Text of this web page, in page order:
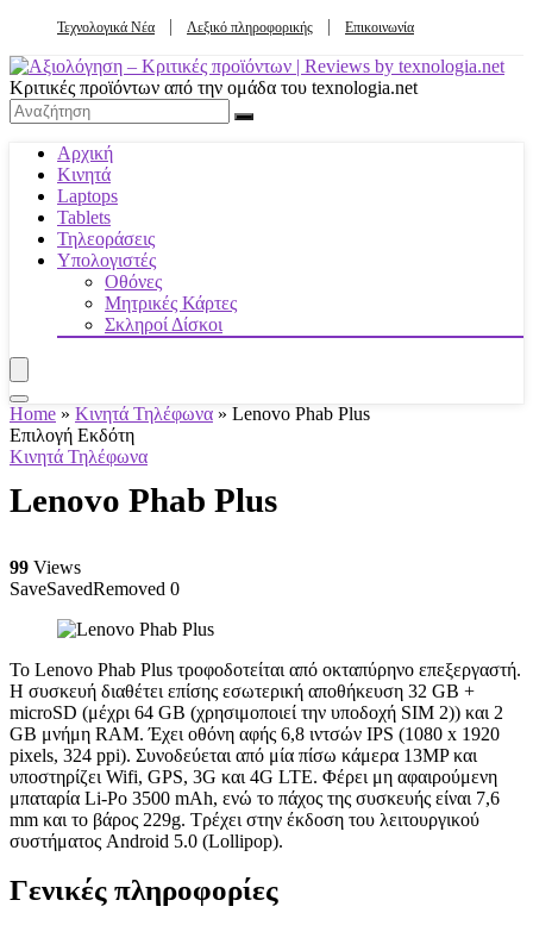
Τεχνολογικά Νέα Λεξικό πληροφορικής Επικοινωνία
Κριτικές προϊόντων από την ομάδα του texnologia.net
Αρχική
Κινητά
Laptops
Tablets
Τηλεοράσεις
Υπολογιστές
Οθόνες
Μητρικές Κάρτες
Σκληροί Δίσκοι
Home » Κινητά Τηλέφωνα » Lenovo Phab Plus
Επιλογή Εκδότη
Κινητά Τηλέφωνα
Lenovo Phab Plus
99 Views
SaveSavedRemoved 0
Το Lenovo Phab Plus τροφοδοτείται από οκταπύρηνο επεξεργαστή.
Η συσκευή διαθέτει επίσης εσωτερική αποθήκευση 32 GB +
microSD (μέχρι 64 GB (χρησιμοποιεί την υποδοχή SIM 2)) και 2
GB μνήμη RAM. Έχει οθόνη αφής 6,8 ιντσών IPS (1080 x 1920
pixels, 324 ppi). Συνοδεύεται από μία πίσω κάμερα 13MP και
υποστηρίζει Wifi, GPS, 3G και 4G LTE. Φέρει μη αφαιρούμενη
μπαταρία Li-Po 3500 mAh, ενώ το πάχος της συσκευής είναι 7,6
mm και το βάρος 229g. Τρέχει στην έκδοση του λειτουργικού
συστήματος Android 5.0 (Lollipop).
Γενικές πληροφορίες